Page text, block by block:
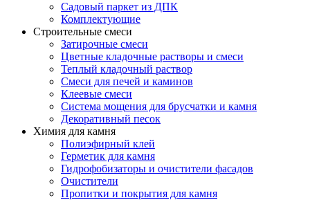
Садовый паркет из ДПК
Комплектующие
Строительные смеси
Затирочные смеси
Цветные кладочные растворы и смеси
Теплый кладочный раствор
Смеси для печей и каминов
Клеевые смеси
Система мощения для брусчатки и камня
Декоративный песок
Химия для камня
Полиэфирный клей
Герметик для камня
Гидрофобизаторы и очистители фасадов
Очистители
Пропитки и покрытия для камня